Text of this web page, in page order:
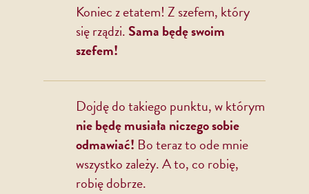
Koniec z etatem! Z szefem, który
się rządzi. Sama będę swoim
szefem!
Dojdę do takiego punktu, w którym
nie będę musiała niczego sobie
odmawiać! Bo teraz to ode mnie
wszystko zależy. A to, co robię,
robię dobrze.